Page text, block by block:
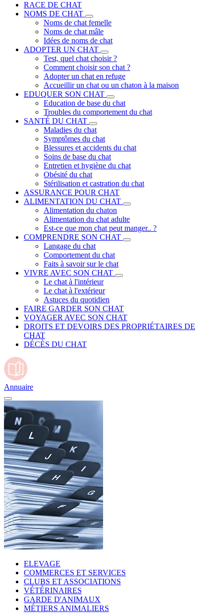
RACE DE CHAT
NOMS DE CHAT
Noms de chat femelle
Noms de chat mâle
Idées de noms de chat
ADOPTER UN CHAT
Test, quel chat choisir ?
Comment choisir son chat ?
Adopter un chat en refuge
Accueillir un chat ou un chaton à la maison
EDUQUER SON CHAT
Education de base du chat
Troubles du comportement du chat
SANTÉ DU CHAT
Maladies du chat
Symptômes du chat
Blessures et accidents du chat
Soins de base du chat
Entretien et hygiène du chat
Obésité du chat
Stérilisation et castration du chat
ASSURANCE POUR CHAT
ALIMENTATION DU CHAT
Alimentation du chaton
Alimentation du chat adulte
Est-ce que mon chat peut manger.. ?
COMPRENDRE SON CHAT
Langage du chat
Comportement du chat
Faits à savoir sur le chat
VIVRE AVEC SON CHAT
Le chat à l'intérieur
Le chat à l'extérieur
Astuces du quotidien
FAIRE GARDER SON CHAT
VOYAGER AVEC SON CHAT
DROITS ET DEVOIRS DES PROPRIÉTAIRES DE
CHAT
DÉCÈS DU CHAT
Annuaire
ELEVAGE
COMMERCES ET SERVICES
CLUBS ET ASSOCIATIONS
VÉTÉRINAIRES
GARDE D'ANIMAUX
MÉTIERS ANIMALIERS